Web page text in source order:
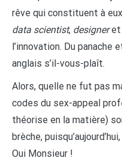
rêve qui constituent à
data scientist, designeret
l’innovation. Du
anglais s’il-vous-plaît.
Alors, quelle ne fut pas
codes du sex-appeal
théorise en la matière)
brèche,
Oui Monsieur !